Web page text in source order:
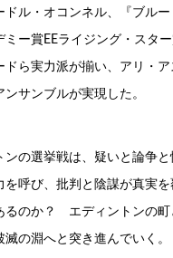
ドル・オコンネル、『ブル
ミー賞EEライジング・スタ
ドら実力派が揃い、アリ・
ンサンブルが実現した。
ンの選挙戦は、疑いと論争と
を呼び、批判と陰謀が真実を
るのか？ エディントンの町
滅の淵へと突き進んでいく。